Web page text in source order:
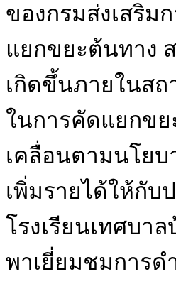
ของกรมส่งเสริม
แยกขยะต้นทาง
เกิดขึ้นภายในสถ
ในการคัดแยกขย
เคลื่อนตามนโยบ
เพิ่มรายได้ให้กั
โรงเรียนเทศบา
พาเยี่ยมชมการ